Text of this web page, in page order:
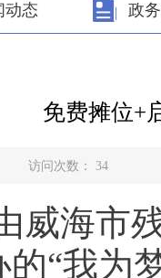
动态 政
免费摊位+
访问次数： 34
威海市
的“我